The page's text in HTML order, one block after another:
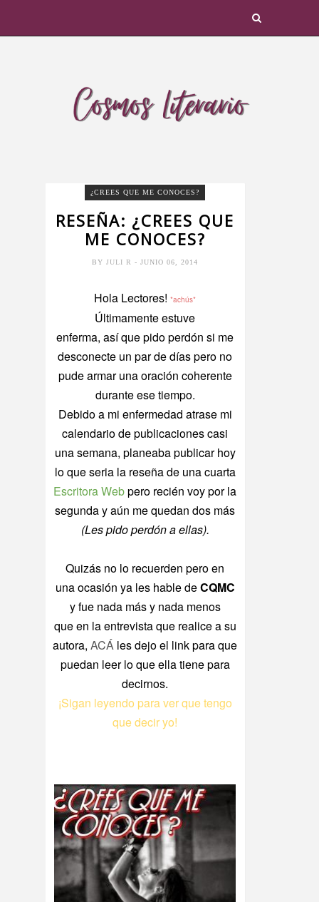
¿CREES QUE ME CONOCES?
RESEÑA: ¿CREES QUE
ME CONOCES?
BYJULI R- JUNIO 06, 2014
Hola Lectores!*achús*
Últimamente estuve
enferma, así que pido perdón si me
desconecte un par de días pero no
pude armar una oración coherente
durante ese tiempo.
Debido a mi enfermedad atrase mi
calendario de publicaciones casi
una semana, planeaba publicar hoy
lo que seria la reseña de una cuarta
Escritora Webpero recién voy por la
segunda y aún me quedan dos más
(Les pido perdón a ellas).
Quizás no lo recuerden pero en
una ocasión ya les hable deCQMC
y fue nada más y nada menos
que en la entrevista que realice a su
autora,ACÁ les dejo el link para que
puedan leer lo que ella tiene para
decirnos.
¡Sigan leyendo para ver que tengo
que decir yo!